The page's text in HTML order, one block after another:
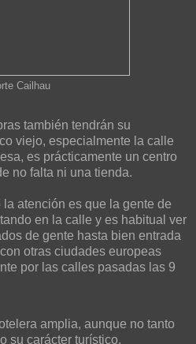
Cailhau
también tendrán su
viejo, especialmente la calle
es prácticamente un centro
no falta ni una tienda.
atención es que la gente de
en la calle y es habitual ver
de gente hasta bien entrada
otras ciudades europeas
por las calles pasadas las 9
amplia, aunque no tanto
su carácter turístico.